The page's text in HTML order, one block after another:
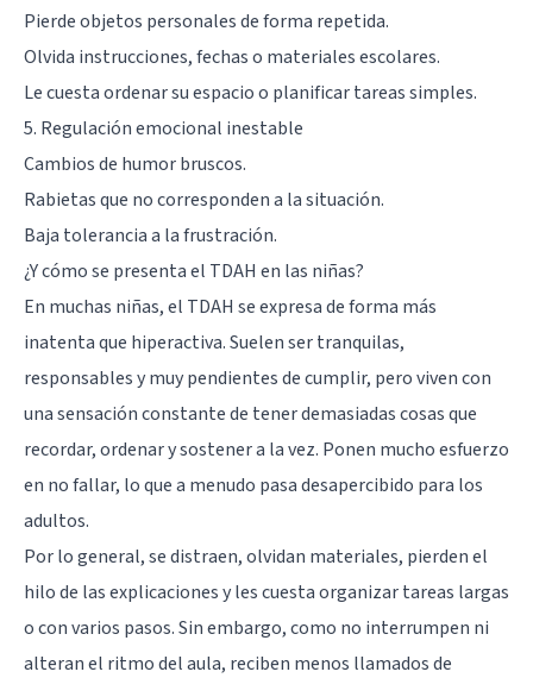
Pierde objetos personales de forma repetida.
Olvida instrucciones, fechas o materiales escolares.
Le cuesta ordenar su espacio o planificar tareas simples.
5. Regulación emocional inestable
Cambios de humor bruscos.
Rabietas que no corresponden a la situación.
Baja tolerancia a la frustración.
¿Y cómo se presenta el TDAH en las niñas?
En muchas niñas, el TDAH se expresa de forma más
inatenta que hiperactiva. Suelen ser tranquilas,
responsables y muy pendientes de cumplir, pero viven con
una sensación constante de tener demasiadas cosas que
recordar, ordenar y sostener a la vez. Ponen mucho esfuerzo
en no fallar, lo que a menudo pasa desapercibido para los
adultos.
Por lo general, se distraen, olvidan materiales, pierden el
hilo de las explicaciones y les cuesta organizar tareas largas
o con varios pasos. Sin embargo, como no interrumpen ni
alteran el ritmo del aula, reciben menos llamados de